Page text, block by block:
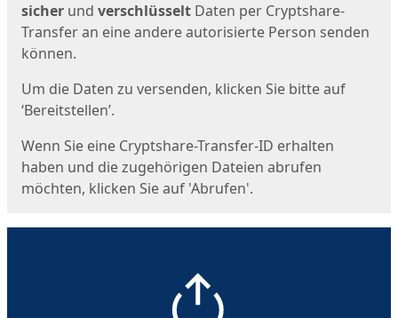
sicher und verschlüsselt Daten per Cryptshare-
Transfer an eine andere autorisierte Person senden
können.
Um die Daten zu versenden, klicken Sie bitte auf
‘Bereitstellen’.
Wenn Sie eine Cryptshare-Transfer-ID erhalten
haben und die zugehörigen Dateien abrufen
möchten, klicken Sie auf 'Abrufen'.